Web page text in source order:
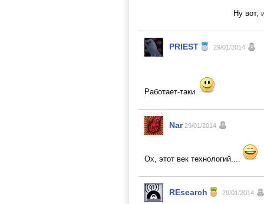
Ну вот,
PRIEST 29/01/2014
Работает-таки
Nar 29/01/2014
Ох, этот век технологий....
REsearch 29/01/2014